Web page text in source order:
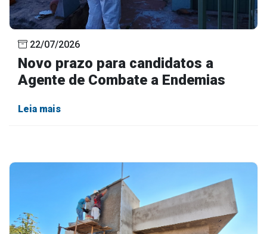
22/07/2026
Novo prazo para candidatos a
Agente de Combate a Endemias
Leia mais